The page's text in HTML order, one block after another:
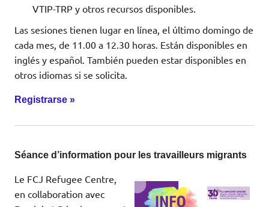
VTIP-TRP y otros recursos disponibles.
Las sesiones tienen lugar en línea, el último domingo de
cada mes, de 11.00 a 12.30 horas. Están disponibles en
inglés y español. También pueden estar disponibles en
otros idiomas si se solicita.
Registrarse »
Séance d’information pour les travailleurs migrants
Le FCJ Refugee Centre,
en collaboration avec